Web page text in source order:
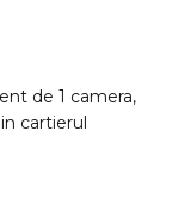
de 1 camera,
cartierul
IDEAL: